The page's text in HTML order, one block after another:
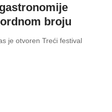
broju
je otvoren Treći festival